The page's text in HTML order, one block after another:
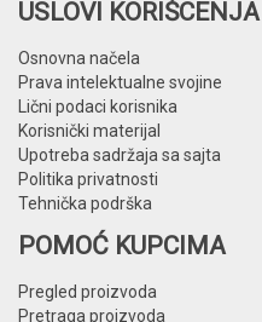
USLOVI KORIŠCENJA
Osnovna načela
Prava intelektualne svojine
Lični podaci korisnika
Korisnički materijal
Upotreba sadržaja sa sajta
Politika privatnosti
Tehnička podrška
POMOĆ KUPCIMA
Pregled proizvoda
Pretraga proizvoda